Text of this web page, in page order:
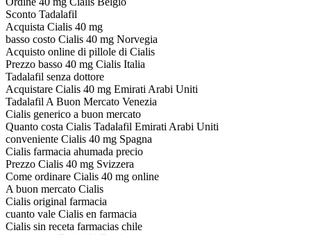
Sconto Tadalafil
Acquista Cialis 40 mg
basso costo Cialis 40 mg Norvegia
Acquisto online di pillole di Cialis
Prezzo basso 40 mg Cialis Italia
Tadalafil senza dottore
Acquistare Cialis 40 mg Emirati Arabi Uniti
Tadalafil A Buon Mercato Venezia
Cialis generico a buon mercato
Quanto costa Cialis Tadalafil Emirati Arabi Uniti
conveniente Cialis 40 mg Spagna
Cialis farmacia ahumada precio
Prezzo Cialis 40 mg Svizzera
Come ordinare Cialis 40 mg online
A buon mercato Cialis
Cialis original farmacia
cuanto vale Cialis en farmacia
Cialis sin receta farmacias chile